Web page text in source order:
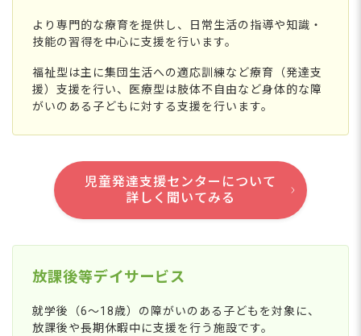
より専門的な療育を提供し、日常生活の指導や知識・
技能の習得を中心に支援を行います。
福祉型は主に集団生活への適応訓練など療育（発達支
援）支援を行い、医療型は肢体不自由など身体的な障
がいのある子どもに対する支援を行います。
児童発達支援センターについて
詳しく聞いてみる
放課後等デイサービス
就学後（6〜18歳）の障がいのある子どもを対象に、
放課後や長期休暇中に支援を行う施設です。